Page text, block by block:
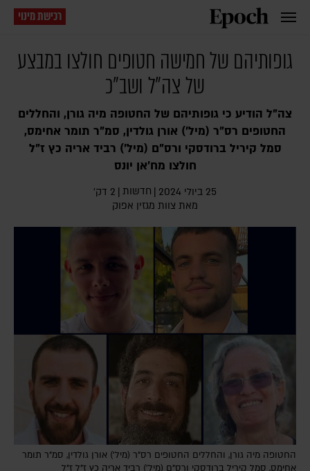
רכישת מינוי
גופותיהם של חמישה חטופים חולצו במבצע
של צה"ל ושב"כ
צה"ל הודיע כי גופותיהם של החטופה מיה גורן, והחללים
החטופים רס"ר (מיל') אורן גולדין, סמ"ר תומר אחימס,
סמל קיריל ברודסקי ורס"ם (מיל') רביד אריה כץ ז"ל
חולצו מח'אן יונס
25 ביולי 2024 | חדשות | 2 דק׳
מאת צוות מגזין אפוק
החטופה מיה גורן, והחללים החטופים רס"ר (מיל') אורן גולדין, סמ"ר תומר
אחימס, סמל קיריל ברודסקי ורס”ם (מיל’) רביד אריה כץ ז”ל ז"ל